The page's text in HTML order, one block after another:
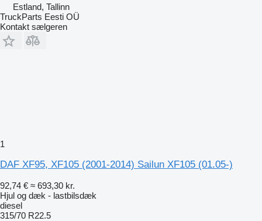
Estland, Tallinn
TruckParts Eesti OÜ
Kontakt sælgeren
1
DAF XF95, XF105 (2001-2014) Sailun XF105 (01.05-)
92,74 € ≈ 693,30 kr.
Hjul og dæk - lastbilsdæk
diesel
315/70 R22.5